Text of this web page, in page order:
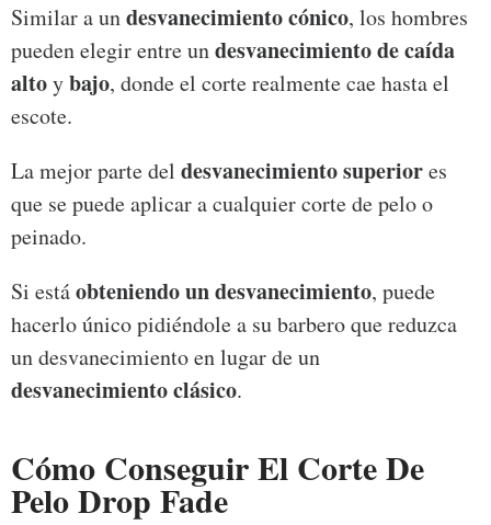
Similar a undesvanecimiento cónico, los hombres
pueden elegir entre undesvanecimiento de caída
altoybajo, donde el corte realmente cae hasta el
escote.
La mejor parte del desvanecimiento superiores
que se puede aplicar a cualquier corte de pelo o
peinado.
Si estáobteniendo un desvanecimiento, puede
hacerlo único pidiéndole a su barbero que reduzca
un desvanecimiento en lugar de un
desvanecimiento clásico.
Cómo Conseguir El Corte De
Pelo Drop Fade